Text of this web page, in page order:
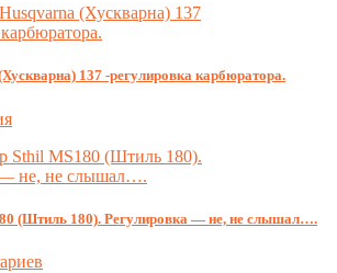
137 -регулировка карбюратора.
(Штиль 180). Регулировка — не, не слышал….